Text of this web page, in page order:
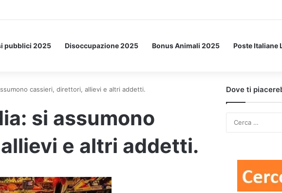
ecco l’esperimento spaziale.
pubblici 2025 Disoccupazione 2025 Bonus Animali 2025 Poste Italiane
cassieri, direttori, allievi e altri addetti.
si assumono
e altri addetti.
Dove ti